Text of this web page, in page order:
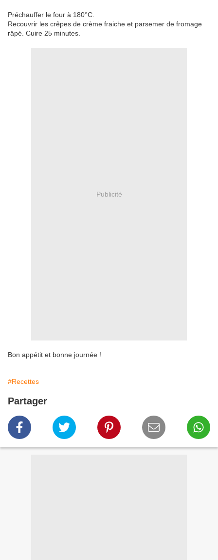
Préchauffer le four à 180°C.
Recouvrir les crêpes de crème fraiche et parsemer de fromage
râpé. Cuire 25 minutes.
Publicité
Bon appétit et bonne journée !
#Recettes
Partager